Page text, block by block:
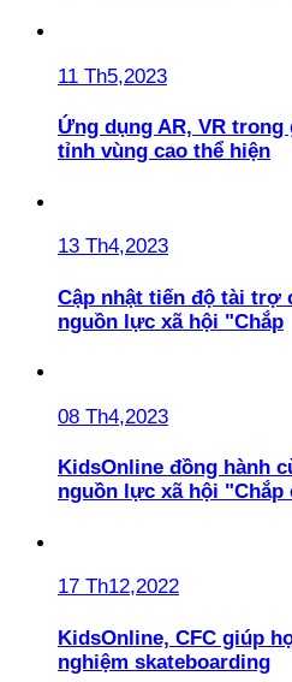
11 Th5,2023
Ứng dụng AR, VR
tỉnh vùng cao thể hiện
13 Th4,2023
Cập nhật tiến độ tài trợ
nguồn lực xã hội "Chắp
08 Th4,2023
KidsOnline đồng hành
nguồn lực xã hội "Chắp
17 Th12,2022
KidsOnline, CFC giúp
nghiệm skateboarding